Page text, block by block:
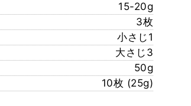
15-20g
3枚
小さじ1
大さじ3
50g
10枚 (25g)